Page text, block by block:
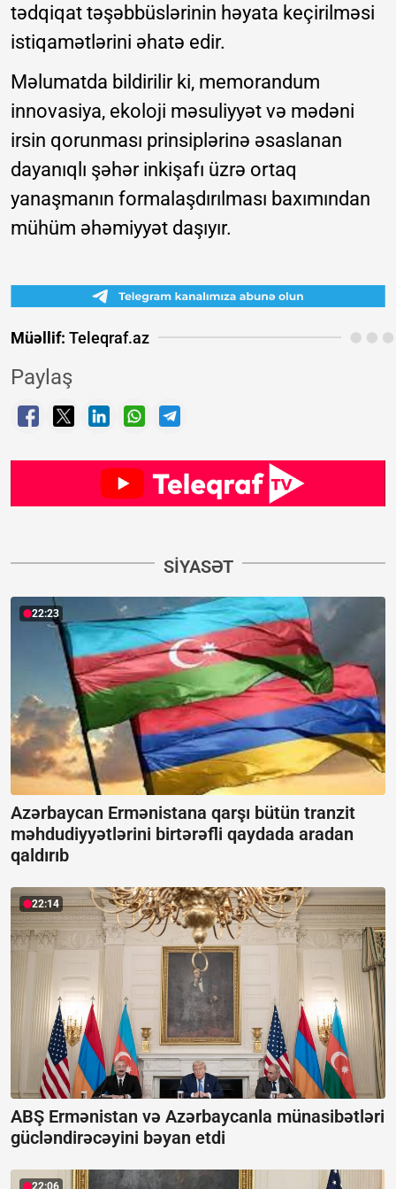
tədqiqat təşəbbüslərinin həyata keçirilməsi
istiqamətlərini əhatə edir.
Məlumatda bildirilir ki, memorandum
innovasiya, ekoloji məsuliyyət və mədəni
irsin qorunması prinsiplərinə əsaslanan
dayanıqlı şəhər inkişafı üzrə ortaq
yanaşmanın formalaşdırılması baxımından
mühüm əhəmiyyət daşıyır.
Müəllif: Teleqraf.az
Paylaş
SIYASƏT
22:23
Azərbaycan Ermənistana qarşı bütün tranzit
məhdudiyyətlərini birtərəfli qaydada aradan
qaldırıb
22:14
ABŞ Ermənistan və Azərbaycanla münasibətləri
gücləndirəcəyini bəyan etdi
22:06